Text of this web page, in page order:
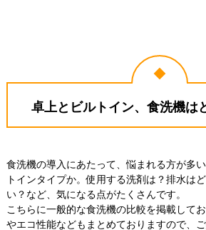
卓上とビルトイン、食洗機は
食洗機の導入にあたって、悩まれる方が多
トインタイプか。使用する洗剤は？排水は
い？など、気になる点がたくさんです。
こちらに一般的な食洗機の比較を掲載して
やエコ性能などもまとめておりますので、